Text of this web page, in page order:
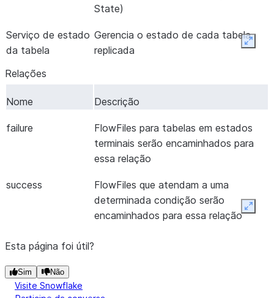
State)
Serviço de estado
da tabela
Gerencia o estado de cada tabela
replicada
Relações
Nome Descrição
failure
FlowFiles para tabelas em estados
terminais serão encaminhados para
essa relação
success
FlowFiles que atendam a uma
determinada condição serão
encaminhados para essa relação
Esta página foi útil?
Sim Não
Visite Snowflake